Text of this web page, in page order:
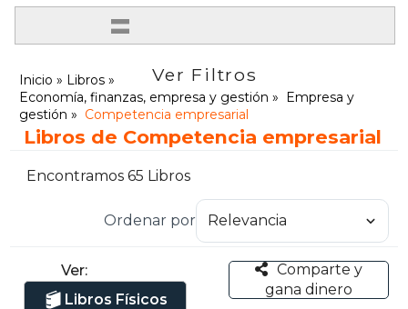
=
Ver Filtros
Inicio
Libros
Economía, finanzas, empresa y gestión
Empresa y
gestión
Competencia empresarial
Libros de Competencia empresarial
Encontramos 65 Libros
Ordenar por
Ver:
Libros Físicos
Comparte y
gana dinero